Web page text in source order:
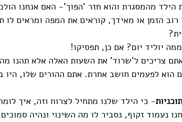
הילד מהמסגרת והוא חזר 'הפוך'- האם אנחנו
רוב הזמן או מאידך, קוראים את המפה ומראים לו
יוליד יום? אם כן, תפסיקו!
צריכים ל'שרוד' את השעות האלה אלא תהנו
הוא לפעמים חושב אחרת. אתם ההורים שלו, היו
- כי הילד שלנו מתחיל לצרוח וזה, איך
נעמוד זקוף, נסביר לו מה השינוי ונהיה